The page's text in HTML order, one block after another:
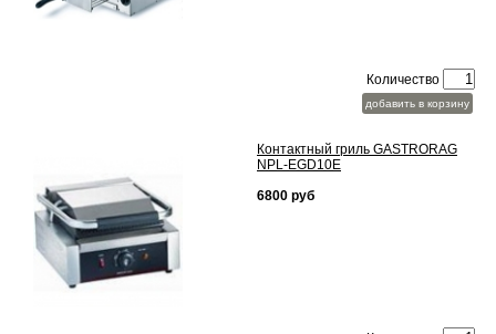
Количество
добавить в корзину
Контактный гриль GASTRORAG
NPL-EGD10E
6800 руб